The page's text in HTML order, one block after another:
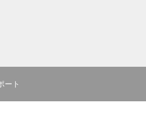
ート